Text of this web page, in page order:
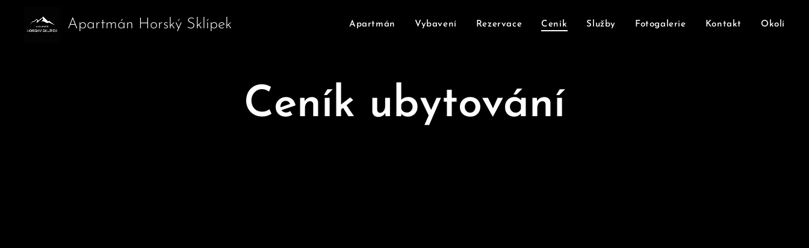
Apartmán Horský Sklípek Apartmán Vybavení Rezervace Ceník Služby Fotogalerie Kontakt Okolí
Ceník ubytování